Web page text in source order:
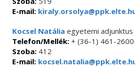
E-mail:
Kocsel Natália egyetemi adjunktus
Telefon/Mellék: + (36-1) 461-
Szoba: 412
E-mail: